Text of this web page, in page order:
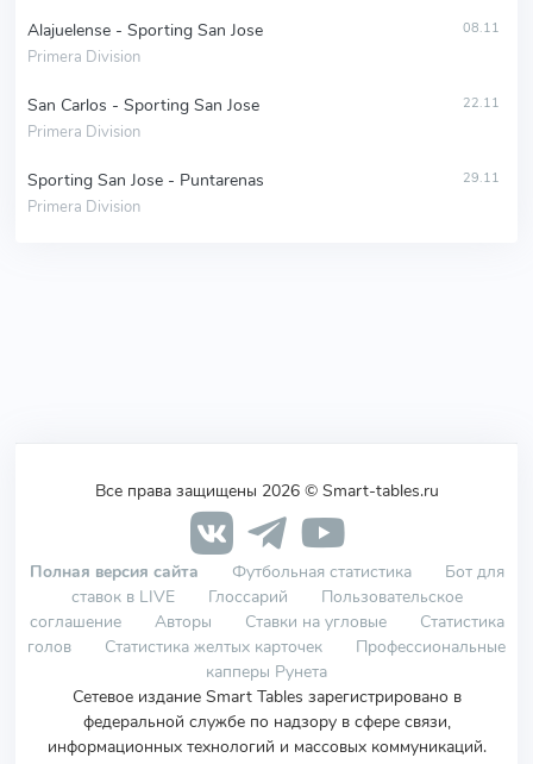
Alajuelense - Sporting San Jose
Primera Division
08.11
San Carlos - Sporting San Jose
Primera Division
22.11
Sporting San Jose - Puntarenas
Primera Division
29.11
Все права защищены 2026 © Smart-tables.ru
Полная версия сайта Футбольная статистика
Бот для
ставок в LIVE
Глоссарий
Пользовательское
соглашение
Авторы Ставки на угловые
Статистика
голов
Статистика желтых карточек
Профессиональные
капперы Рунета
Сетевое издание Smart Tables зарегистрировано в
федеральной службе по надзору в сфере связи,
информационных технологий и массовых коммуникаций.